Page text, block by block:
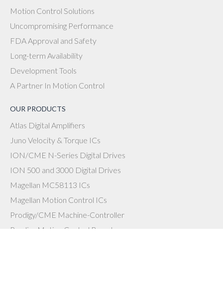
Motion Control Solutions
Uncompromising Performance
FDA Approval and Safety
Long-term Availability
Development Tools
A Partner In Motion Control
OUR PRODUCTS
Atlas Digital Amplifiers
Juno Velocity & Torque ICs
ION/CME N-Series Digital Drives
ION 500 and 3000 Digital Drives
Magellan MC58113 ICs
Magellan Motion Control ICs
Prodigy/CME Machine-Controller
Prodigy Motion Control Boards